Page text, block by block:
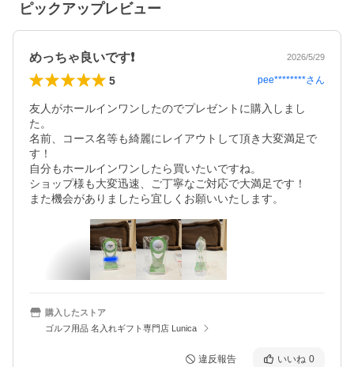
ピックアップレビュー
めっちゃ良いです❗ 2026/5/29
5 pee********さん
友人がホールインワンしたのでプレゼントに購入しまし
た。
名前、コース名等も綺麗にレイアウトして頂き大変満足で
す！
自分もホールインワンしたら買いたいですね。
ショップ様も大変迅速、ご丁寧なご対応で大満足です！
また機会がありましたら宜しくお願いいたします。
購入したストア
ゴルフ用品 名入れギフト専門店 Lunica
違反報告 いいね 0